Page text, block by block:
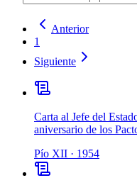
Anterior
1
Siguiente
Carta al Jefe del
aniversario de los
Pío XII · 1954